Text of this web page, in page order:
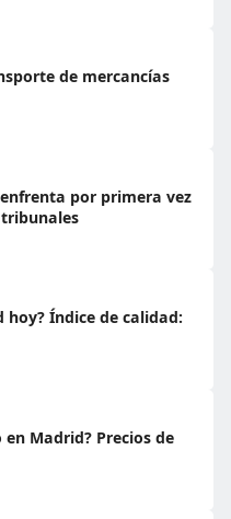
de mercancías
por primera vez
hoy? Índice de calidad:
Madrid? Precios de